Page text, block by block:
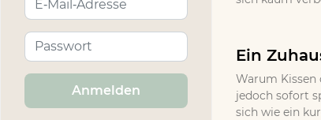
Anmelden
Ein
Warum Kissen
jedoch sofort
sich wie ein